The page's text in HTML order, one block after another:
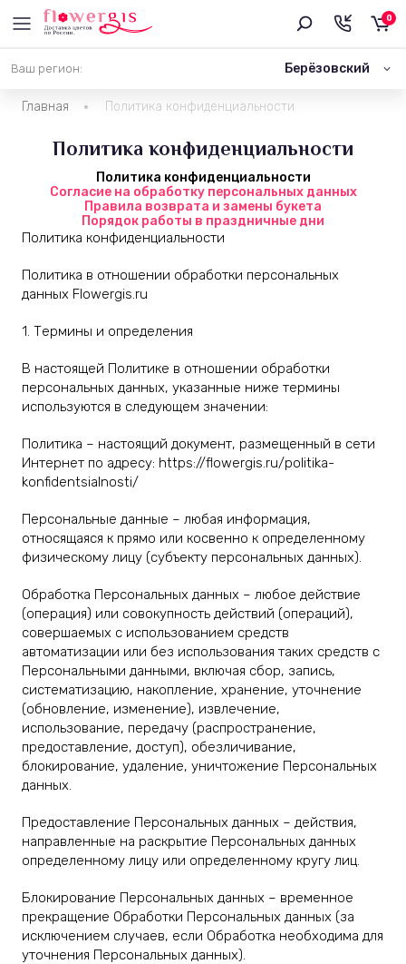
Ваш регион: Берёзовский
0
Главная Политика конфиденциальности
Политика конфиденциальности
Политика конфиденциальности
Согласие на обработку персональных данных
Правила возврата и замены букета
Порядок работы в праздничные дни
Политика конфиденциальности
Политика в отношении обработки персональных
данных Flowergis.ru
1. Термины и определения
В настоящей Политике в отношении обработки
персональных данных, указанные ниже термины
используются в следующем значении:
Политика – настоящий документ, размещенный в сети
Интернет по адресу: https://flowergis.ru/politika-
konfidentsialnosti/
Персональные данные – любая информация,
относящаяся к прямо или косвенно к определенному
физическому лицу (субъекту персональных данных).
Обработка Персональных данных – любое действие
(операция) или совокупность действий (операций),
совершаемых с использованием средств
автоматизации или без использования таких средств с
Персональными данными, включая сбор, запись,
систематизацию, накопление, хранение, уточнение
(обновление, изменение), извлечение,
использование, передачу (распространение,
предоставление, доступ), обезличивание,
блокирование, удаление, уничтожение Персональных
данных.
Предоставление Персональных данных – действия,
направленные на раскрытие Персональных данных
определенному лицу или определенному кругу лиц.
Блокирование Персональных данных – временное
прекращение Обработки Персональных данных (за
исключением случаев, если Обработка необходима для
уточнения Персональных данных).